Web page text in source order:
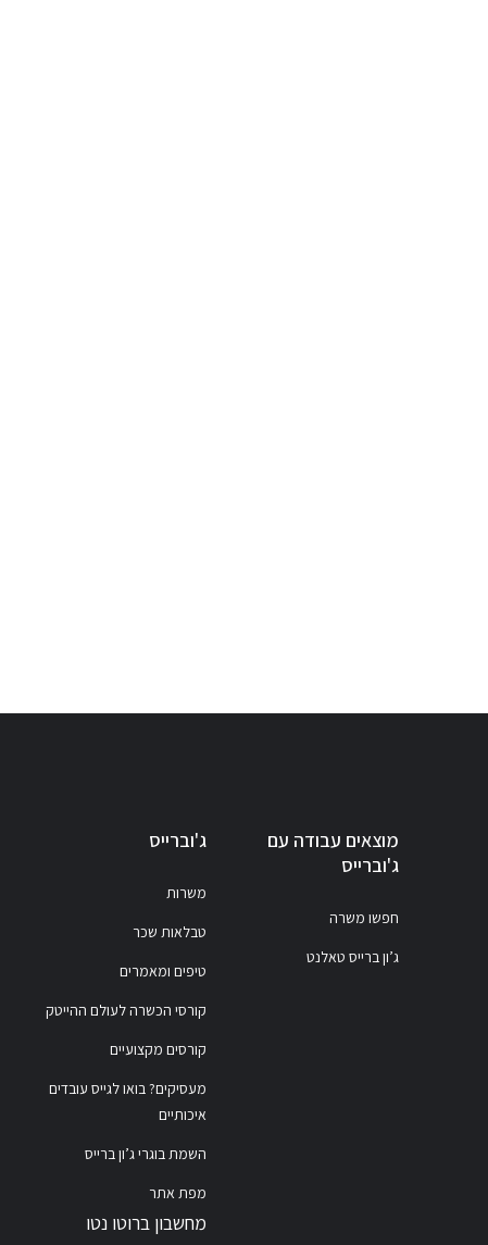
מוצאים עבודה עם
ג'וברייס
חפשו משרה
ג’ון ברייס טאלנט
ג'וברייס
משרות
טבלאות שכר
טיפים ומאמרים
קורסי הכשרה לעולם ההייטק
קורסים מקצועיים
מעסיקים? בואו לגייס עובדים
איכותיים
השמת בוגרי ג’ון ברייס
מפת אתר
מחשבון ברוטו נטו